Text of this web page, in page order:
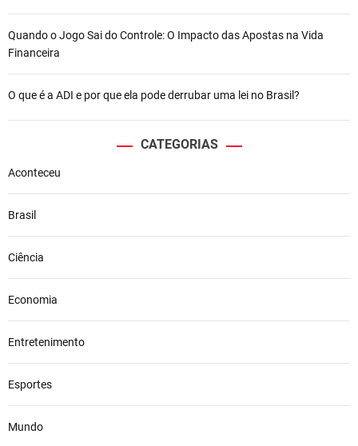
Quando o Jogo Sai do Controle: O Impacto das Apostas na Vida
Financeira
O que é a ADI e por que ela pode derrubar uma lei no Brasil?
CATEGORIAS
Aconteceu
Brasil
Ciência
Economia
Entretenimento
Esportes
Mundo